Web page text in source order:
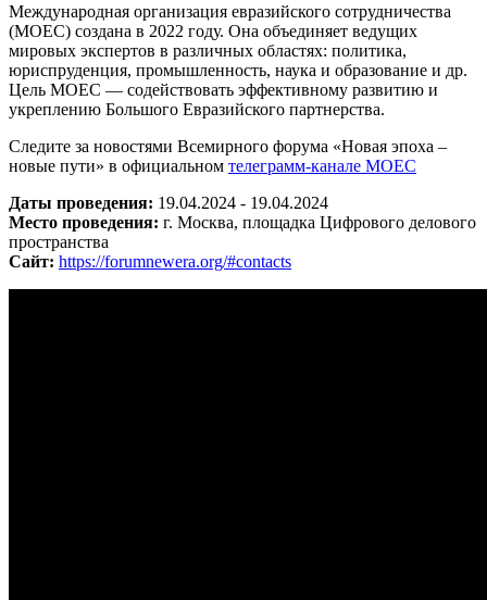
Международная организация евразийского сотрудничества
(МОЕС) создана в 2022 году. Она объединяет ведущих
мировых экспертов в различных областях: политика,
юриспруденция, промышленность, наука и образование и др.
Цель МОЕС — содействовать эффективному развитию и
укреплению Большого Евразийского партнерства.
Следите за новостями Всемирного форума «Новая эпоха –
новые пути» в официальном телеграмм-канале МОЕС
Даты проведения: 19.04.2024 - 19.04.2024
Место проведения: г. Москва, площадка Цифрового делового
пространства
Сайт: https://forumnewera.org/#contacts